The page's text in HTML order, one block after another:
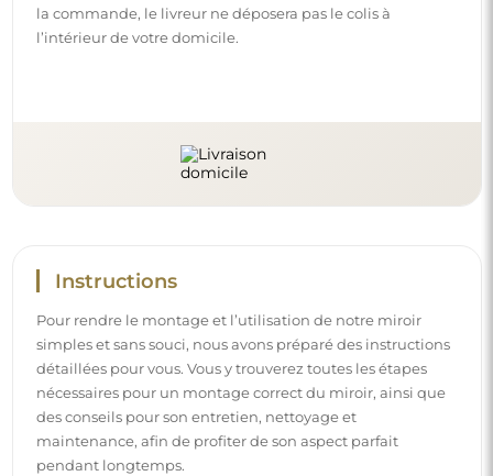
la commande, le livreur ne déposera pas le colis à
l’intérieur de votre domicile.
Instructions
Pour rendre le montage et l’utilisation de notre miroir
simples et sans souci, nous avons préparé des instructions
détaillées pour vous. Vous y trouverez toutes les étapes
nécessaires pour un montage correct du miroir, ainsi que
des conseils pour son entretien, nettoyage et
maintenance, afin de profiter de son aspect parfait
pendant longtemps.